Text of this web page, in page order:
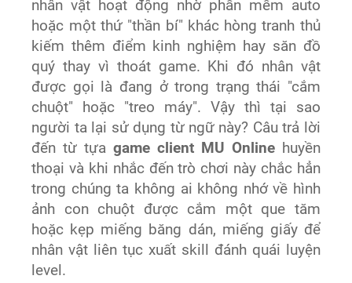
nhân vật hoạt động nhờ phần mềm auto
hoặc một thứ "thần bí" khác hòng tranh thủ
kiếm thêm điểm kinh nghiệm hay săn đồ
quý thay vì thoát game. Khi đó nhân vật
được gọi là đang ở trong trạng thái "cắm
chuột" hoặc "treo máy". Vậy thì tại sao
người ta lại sử dụng từ ngữ này? Câu trả lời
đến từ tựagame client MU Onlinehuyền
thoại và khi nhắc đến trò chơi này chắc hẳn
trong chúng ta không ai không nhớ về hình
ảnh con chuột được cắm một que tăm
hoặc kẹp miếng băng dán, miếng giấy để
nhân vật liên tục xuất skill đánh quái luyện
level.